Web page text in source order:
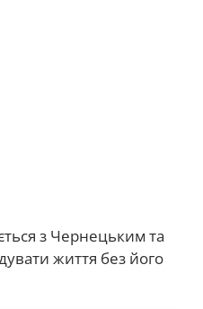
з Чернецьким та
життя без його